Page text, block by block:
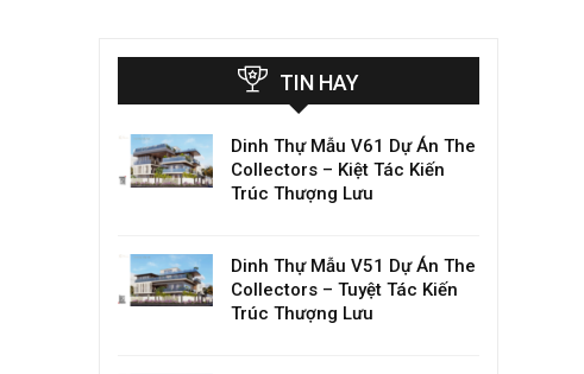
TIN HAY
Dinh Thự Mẫu V61 Dự Án The
Collectors – Kiệt Tác Kiến
Trúc Thượng Lưu
Dinh Thự Mẫu V51 Dự Án The
Collectors – Tuyệt Tác Kiến
Trúc Thượng Lưu